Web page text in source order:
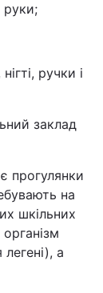
ручки і
заклад
прогулянки
на
шкільних
а